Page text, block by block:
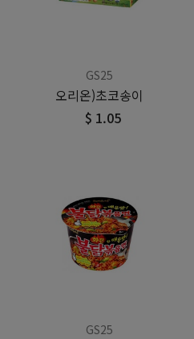
GS25
오리온)초코송이
$ 1.05
GS25